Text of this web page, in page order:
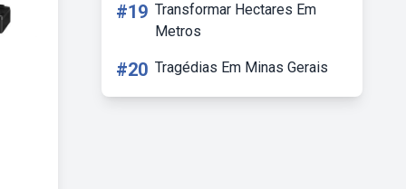
#19 Transformar Hectares Em
Metros
#20 Tragédias Em Minas Gerais